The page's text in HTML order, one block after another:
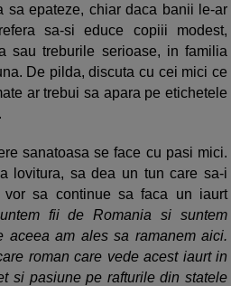
sa epateze, chiar daca banii le-ar
sa-si educe copiii modest,
sau treburile serioase, in familia
De pilda, discuta cu cei mici ce
ar trebui sa apara pe etichetele
sanatoasa se face cu pasi mici.
lovitura, sa dea un tun care sa-i
vor sa continue sa faca un iaurt
fii de Romania si suntem
aceea am ales sa ramanem aici.
roman care vede acest iaurt in
si pasiune pe rafturile din statele